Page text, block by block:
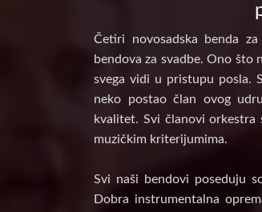
Četiri novosadska benda
bendova za svadbe. Ono što
svega vidi u pristupu posla.
neko postao član ovog
kvalitet. Svi članovi
muzičkim kriterijumima.
Svi naši bendovi poseduju
Dobra instrumentalna